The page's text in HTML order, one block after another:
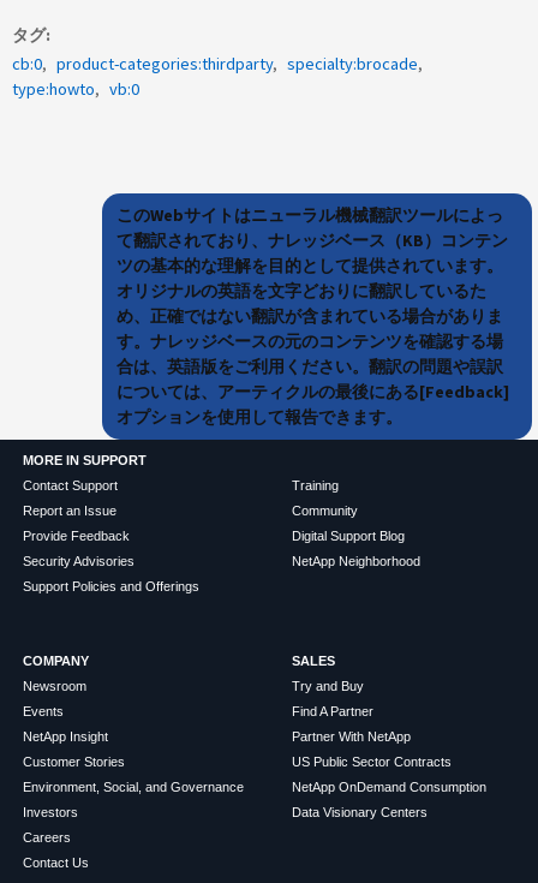
タグ
cb:0
product-categories:thirdparty
specialty:brocade
type:howto
vb:0
このWebサイトはニューラル機械翻訳ツールによっ
て翻訳されており、ナレッジベース（KB）コンテン
ツの基本的な理解を目的として提供されています。
オリジナルの英語を文字どおりに翻訳しているた
め、正確ではない翻訳が含まれている場合がありま
す。ナレッジベースの元のコンテンツを確認する場
合は、英語版をご利用ください。翻訳の問題や誤訳
については、アーティクルの最後にある[Feedback]
オプションを使用して報告できます。
MORE IN SUPPORT
Contact Support
Report an Issue
Provide Feedback
Security Advisories
Support Policies and Offerings
Training
Community
Digital Support Blog
NetApp Neighborhood
COMPANY
Newsroom
Events
NetApp Insight
Customer Stories
Environment, Social, and Governance
Investors
Careers
Contact Us
SALES
Try and Buy
Find A Partner
Partner With NetApp
US Public Sector Contracts
NetApp OnDemand Consumption
Data Visionary Centers